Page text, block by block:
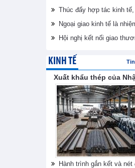
Thúc đẩy hợp tác kinh
Ngoại giao kinh tế là
Hội nghị kết nối giao
KINH TẾ
Xuất khẩu thép của
Hành trình gắn kết và